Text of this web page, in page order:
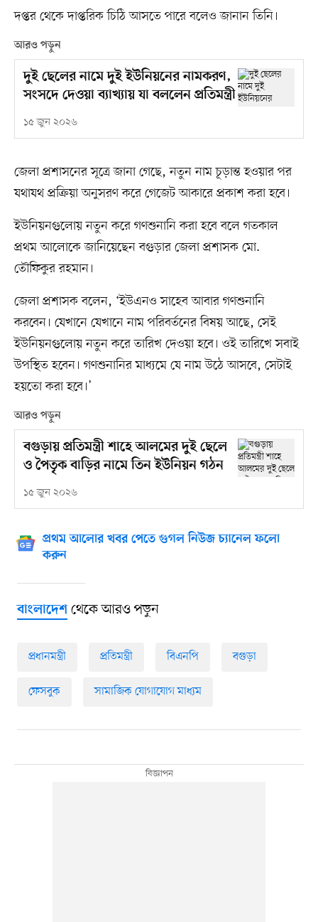
দপ্তর থেকে দাপ্তরিক চিঠি আসতে পারে বলেও জানান তিনি।
আরও পড়ুন
দুই ছেলের নামে দুই ইউনিয়নের নামকরণ,
সংসদে দেওয়া ব্যাখ্যায় যা বললেন প্রতিমন্ত্রী
১৫ জুন ২০২৬
জেলা প্রশাসনের সূত্রে জানা গেছে, নতুন নাম চূড়ান্ত হওয়ার পর
যথাযথ প্রক্রিয়া অনুসরণ করে গেজেট আকারে প্রকাশ করা হবে।
ইউনিয়নগুলোয় নতুন করে গণশুনানি করা হবে বলে গতকাল
প্রথম আলোকে জানিয়েছেন বগুড়ার জেলা প্রশাসক মো.
তৌফিকুর রহমান।
জেলা প্রশাসক বলেন, ‘ইউএনও সাহেব আবার গণশুনানি
করবেন। যেখানে যেখানে নাম পরিবর্তনের বিষয় আছে, সেই
ইউনিয়নগুলোয় নতুন করে তারিখ দেওয়া হবে। ওই তারিখে সবাই
উপস্থিত হবেন। গণশুনানির মাধ্যমে যে নাম উঠে আসবে, সেটাই
হয়তো করা হবে।’
আরও পড়ুন
বগুড়ায় প্রতিমন্ত্রী শাহে আলমের দুই ছেলে
ও পৈতৃক বাড়ির নামে তিন ইউনিয়ন গঠন
১৫ জুন ২০২৬
প্রথম আলোর খবর পেতে গুগল নিউজ চ্যানেল ফলো
করুন
বাংলাদেশথেকে আরও পড়ুন
প্রধানমন্ত্রী প্রতিমন্ত্রী বিএনপি বগুড়া
ফেসবুক সামাজিক যোগাযোগ মাধ্যম